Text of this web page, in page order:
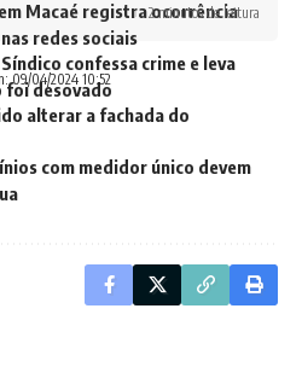
Macaé registra ocorrência
redes sociais
confessa crime e leva
foi desovado
alterar a fachada do
com medidor único devem
09/04/2024 10:52
2 minutos de leitura